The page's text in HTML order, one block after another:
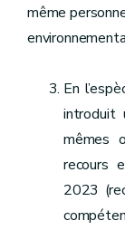
même
En
introduit
mêmes
recours
2023